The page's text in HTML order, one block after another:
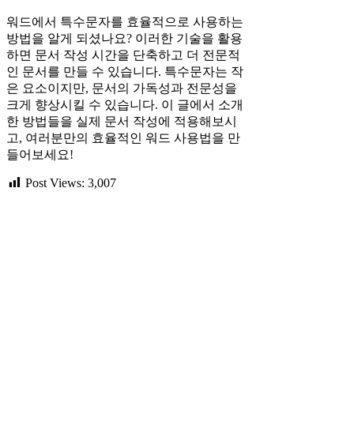
워드에서 특수문자를 효율적으로 사용하는
방법을 알게 되셨나요? 이러한 기술을 활용
하면 문서 작성 시간을 단축하고 더 전문적
인 문서를 만들 수 있습니다. 특수문자는 작
은 요소이지만, 문서의 가독성과 전문성을
크게 향상시킬 수 있습니다. 이 글에서 소개
한 방법들을 실제 문서 작성에 적용해보시
고, 여러분만의 효율적인 워드 사용법을 만
들어보세요!
Post Views: 3,007